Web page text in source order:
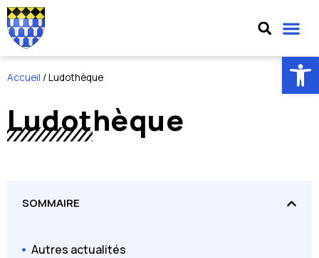
Accueil /Ludothèque
Ludothèque
SOMMAIRE
Autres actualités